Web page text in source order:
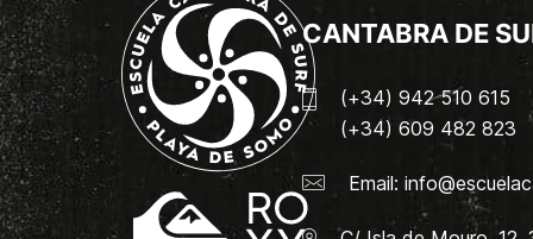
CANTABRA DE
(+34) 942 510 615
(+34) 609 482 823
Email: